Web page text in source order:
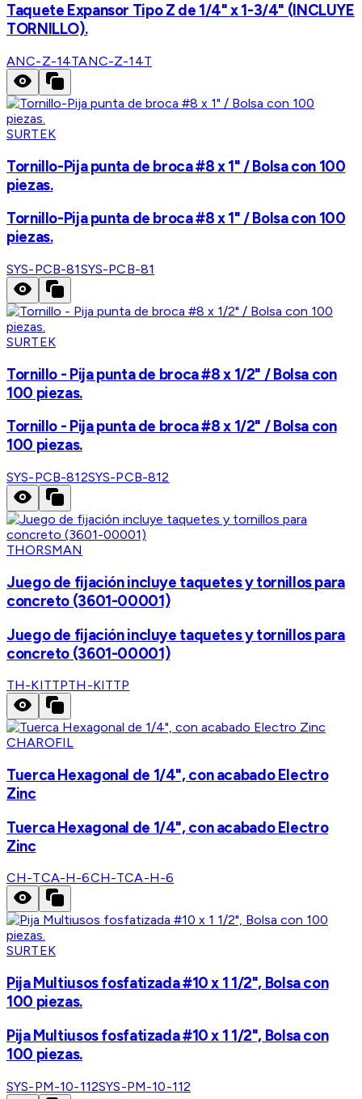
Taquete Expansor Tipo Z de 1/4" x 1-3/4" (INCLUYE
TORNILLO).
ANC-Z-14TANC-Z-14T
SURTEK
Tornillo-Pija punta de broca #8 x 1" / Bolsa con 100
piezas.
Tornillo-Pija punta de broca #8 x 1" / Bolsa con 100
piezas.
SYS-PCB-81SYS-PCB-81
SURTEK
Tornillo - Pija punta de broca #8 x 1/2" / Bolsa con
100 piezas.
Tornillo - Pija punta de broca #8 x 1/2" / Bolsa con
100 piezas.
SYS-PCB-812SYS-PCB-812
THORSMAN
Juego de fijación incluye taquetes y tornillos para
concreto (3601-00001)
Juego de fijación incluye taquetes y tornillos para
concreto (3601-00001)
TH-KITTPTH-KITTP
CHAROFIL
Tuerca Hexagonal de 1/4", con acabado Electro
Zinc
Tuerca Hexagonal de 1/4", con acabado Electro
Zinc
CH-TCA-H-6CH-TCA-H-6
SURTEK
Pija Multiusos fosfatizada #10 x 1 1/2", Bolsa con
100 piezas.
Pija Multiusos fosfatizada #10 x 1 1/2", Bolsa con
100 piezas.
SYS-PM-10-112SYS-PM-10-112